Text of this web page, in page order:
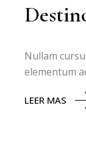
Nullam
elementum
LEER MAS